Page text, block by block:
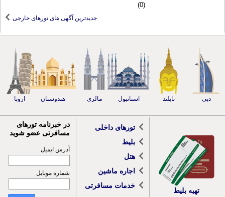
جدیدترین آگهی های تورهای خارجی
(0)
دبی تایلند استانبول مالزی هندوستان اروپا
تهیه بلیط
تورهای داخلی
بلیط
هتل
اجاره ماشین
خدمات مسافرتی
در خبرنامه تورهای
مسافرتی عضو شوید
آدرس ایمیل
شماره موبایل